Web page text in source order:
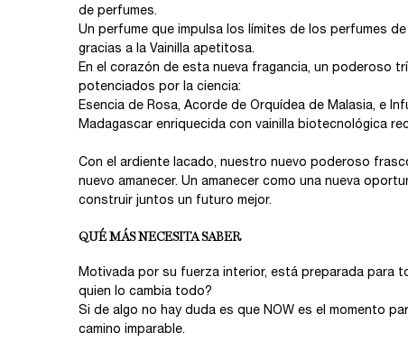
de perfumes.
Un perfume que impulsa los límites de los perfumes
gracias a la Vainilla apetitosa.
En el corazón de esta nueva fragancia, un poderoso
potenciados por la ciencia:
Esencia de Rosa, Acorde de Orquídea de Malasia, e
Madagascar enriquecida con vainilla biotecnológica
Con el ardiente lacado, nuestro nuevo poderoso
nuevo amanecer. Un amanecer como una nueva
construir juntos un futuro mejor.
QUÉ MÁS NECESITA SABER
Motivada por su fuerza interior, está preparada para
quien lo cambia todo?
Si de algo no hay duda es que NOW es el momento
camino imparable.